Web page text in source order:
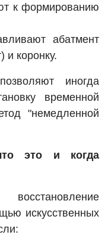
к формированию
абатмент
и коронку.
иногда
временной
"немедленной
это и когда
искусственных